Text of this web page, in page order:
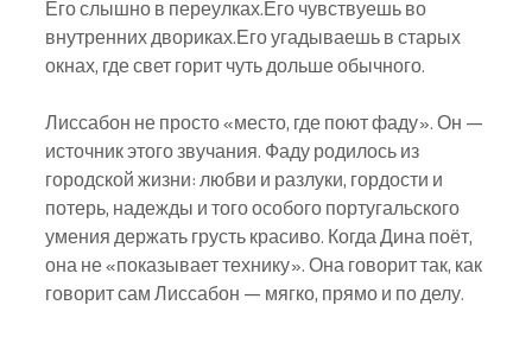
Его слышно в переулках.Его чувствуешь во
внутренних двориках.Его угадываешь в старых
окнах, где свет горит чуть дольше обычного.
Лиссабон не просто «место, где поют фаду». Он —
источник этого звучания. Фаду родилось из
городской жизни: любви и разлуки, гордости и
потерь, надежды и того особого португальского
умения держать грусть красиво. Когда Дина поёт,
она не «показывает технику». Она говорит так, как
говорит сам Лиссабон — мягко, прямо и по делу.